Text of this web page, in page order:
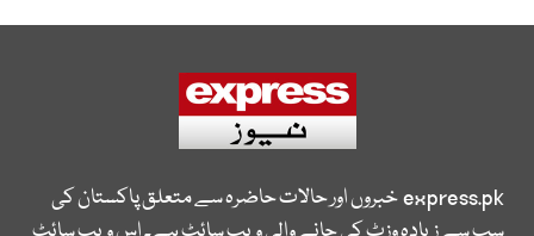
express.pkخبروں اور حالات حاضرہ سے متعلق پاکستان کی